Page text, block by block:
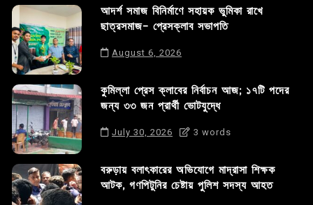
আদর্শ সমাজ বিনির্মাণে সহায়ক ভুমিকা রাখে
ছাত্রসমাজ- প্রেসক্লাব সভাপতি
August 6, 2026
কুমিল্লা প্রেস ক্লাবের নির্বাচন আজ; ১৭টি পদের
জন্য ৩৩ জন প্রার্থী ভোটযুদ্ধে
July 30, 2026 3 words
বরুড়ায় বলাৎকারের অভিযোগে মাদ্রাসা শিক্ষক
আটক, গণপিটুনির চেষ্টায় পুলিশ সদস্য আহত